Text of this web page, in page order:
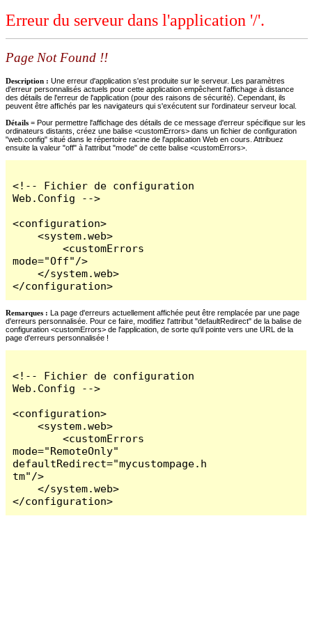
Erreur du serveur dans l'application '/'.
Page Not Found !!
Description : Une erreur d'application s'est produite sur le serveur. Les paramètres
d'erreur personnalisés actuels pour cette application empêchent l'affichage à distance
des détails de l'erreur de l'application (pour des raisons de sécurité). Cependant, ils
peuvent être affichés par les navigateurs qui s'exécutent sur l'ordinateur serveur local.
Détails = Pour permettre l'affichage des détails de ce message d'erreur spécifique sur les
ordinateurs distants, créez une balise <customErrors> dans un fichier de configuration
"web.config" situé dans le répertoire racine de l'application Web en cours. Attribuez
ensuite la valeur "off" à l'attribut "mode" de cette balise <customErrors>.
<!-- Fichier de configuration
Web.Config -->
<configuration>
    <system.web>
        <customErrors
mode="Off"/>
    </system.web>
</configuration>
Remarques : La page d'erreurs actuellement affichée peut être remplacée par une page
d'erreurs personnalisée. Pour ce faire, modifiez l'attribut "defaultRedirect" de la balise de
configuration <customErrors> de l'application, de sorte qu'il pointe vers une URL de la
page d'erreurs personnalisée !
<!-- Fichier de configuration
Web.Config -->
<configuration>
    <system.web>
        <customErrors
mode="RemoteOnly"
defaultRedirect="mycustompage.h
tm"/>
    </system.web>
</configuration>